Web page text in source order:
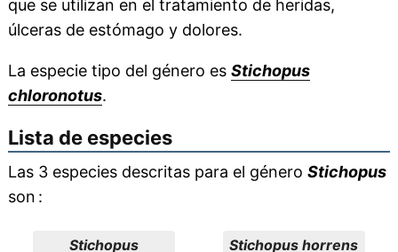
que se utilizan en el tratamiento de heridas,
úlceras de estómago y dolores.
La especie tipo del género es Stichopus
chloronotus.
Lista de especies
Las 3 especies descritas para el género Stichopus
son :
Stichopus
Stichopus horrens